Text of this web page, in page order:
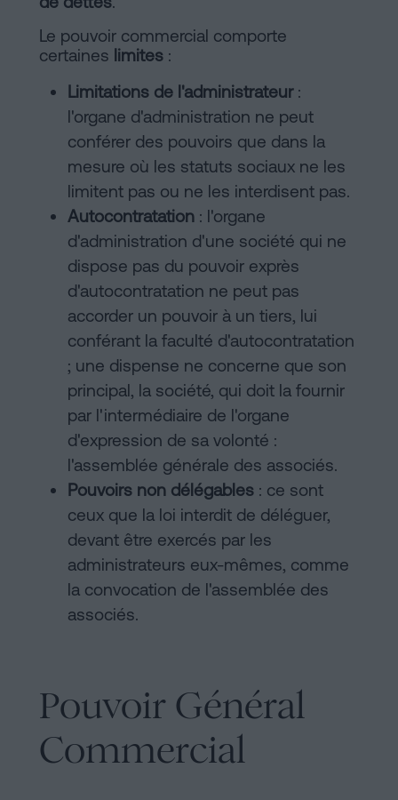
Le pouvoir commercial comporte
certaines limites :
Limitations de l'administrateur:
l'organe d'administration ne peut
conférer des pouvoirs que dans la
mesure où les statuts sociaux ne les
limitent pas ou ne les interdisent pas.
Autocontratation : l'organe
d'administration d'une société qui ne
dispose pas du pouvoir exprès
d'autocontratation ne peut pas
accorder un pouvoir à un tiers, lui
conférant la faculté d'autocontratation
; une dispense ne concerne que son
principal, la société, qui doit la fournir
par l'intermédiaire de l'organe
d'expression de sa volonté :
l'assemblée générale des associés.
Pouvoirs non délégables : ce sont
ceux que la loi interdit de déléguer,
devant être exercés par les
administrateurs eux-mêmes, comme
la convocation de l'assemblée des
associés.
Pouvoir Général
Commercial